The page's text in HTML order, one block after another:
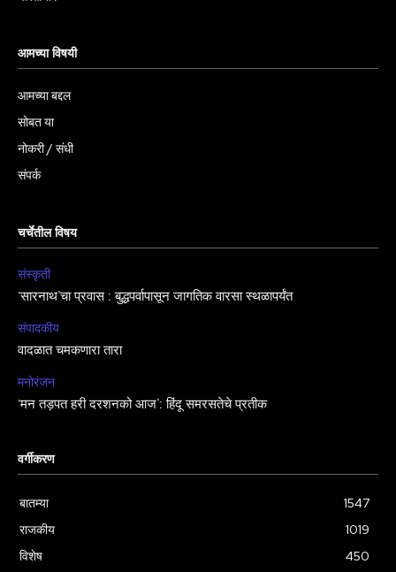
आमच्या विषयी
आमच्या बद्दल
सोबत या
नोकरी / संधी
संपर्क
चर्चेतील विषय
संस्कृती
‘सारनाथ’चा प्रवास : बुद्धपर्वापासून जागतिक वारसा स्थळापर्यंत
संपादकीय
वादळात चमकणारा तारा
मनोरंजन
‘मन तड़पत हरी दरशनको आज’: हिंदू समरसतेचे प्रतीक
वर्गीकरण
बातम्या
1547
राजकीय
1019
विशेष
450